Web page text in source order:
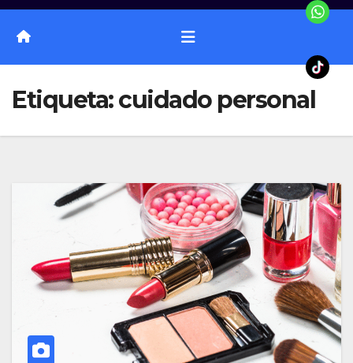
Etiqueta:cuidado personal